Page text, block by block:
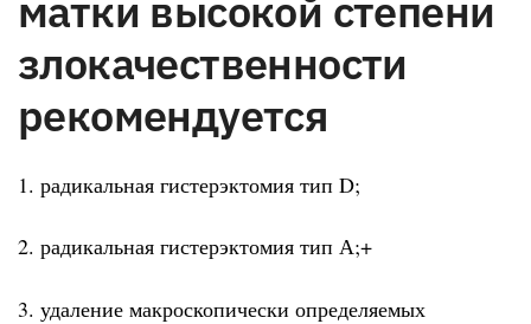
злокачественности
рекомендуется
1. радикальная гистерэктомия тип D;
2. радикальная гистерэктомия тип А;+
3. удаление макроскопически определяемых